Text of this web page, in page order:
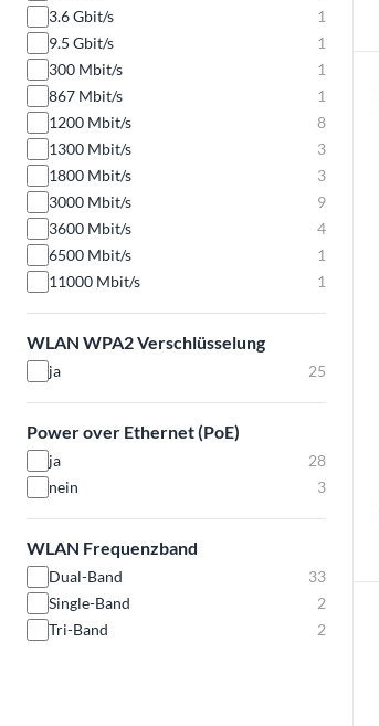
3.6 Gbit/s
1
9.5 Gbit/s
1
300 Mbit/s
1
867 Mbit/s
1
1200 Mbit/s
8
1300 Mbit/s
3
1800 Mbit/s
3
3000 Mbit/s
9
3600 Mbit/s
4
6500 Mbit/s
1
11000 Mbit/s
1
WLAN WPA2 Verschlüsselung
ja 25
Power over Ethernet (PoE)
ja
28
nein
3
WLAN Frequenzband
Dual-Band
33
Single-Band
2
Tri-Band
2